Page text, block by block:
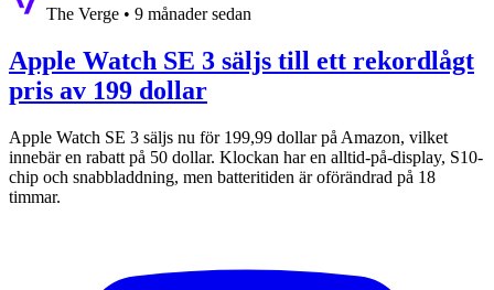
The Verge • 9 månader sedan
Apple Watch SE 3 säljs till ett rekordlågt
pris av 199 dollar
Apple Watch SE 3 säljs nu för 199,99 dollar på Amazon, vilket
innebär en rabatt på 50 dollar. Klockan har en alltid-på-display, S10-
chip och snabbladdning, men batteritiden är oförändrad på 18
timmar.